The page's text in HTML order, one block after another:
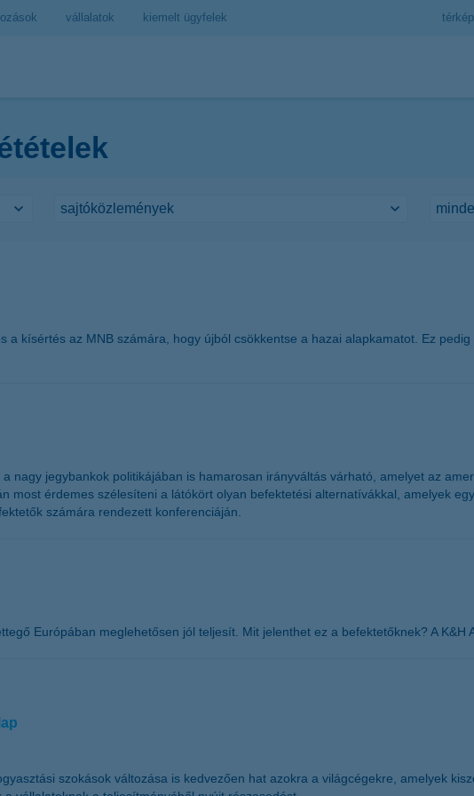
vállalatok kiemelt ügyfelek
kísértés az MNB számára, hogy újból csökkentse a hazai alapkamatot. Ez
nagy jegybankok politikájában is hamarosan irányváltás várható, amelyet az
most érdemes szélesíteni a látókört olyan befektetési alternatívákkal, amelyek
számára rendezett konferenciáján.
Európában meglehetősen jól teljesít. Mit jelenthet ez a befektetőknek? A K&H
szokások változása is kedvezően hat azokra a világcégekre, amelyek